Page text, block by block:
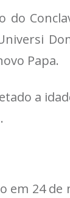
do
Papa.
a
em 24